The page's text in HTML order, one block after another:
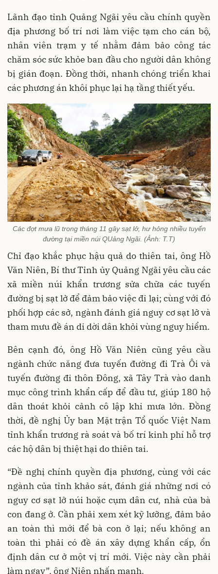
Lãnh đạo tỉnh Quảng Ngãi yêu cầu chính quyền
địa phương bố trí nơi làm việc tạm cho cán bộ,
nhân viên trạm y tế nhằm đảm bảo công tác
chăm sóc sức khỏe ban đầu cho người dân không
bị gián đoạn. Đồng thời, nhanh chóng triển khai
các phương án khôi phục lại hạ tầng thiết yếu.
Các đợt mưa lũ trong tháng 11 gây sạt lở, hư hỏng nhiều tuyến
đường tại miền núi QUảng Ngãi. (Ảnh: T.T)
Chỉ đạo khắc phục hậu quả do thiên tai, ông Hồ
Văn Niên, Bí thư Tỉnh ủy Quảng Ngãi yêu cầu các
xã miền núi khẩn trương sửa chữa các tuyến
đường bị sạt lở để đảm bảo việc đi lại; cùng với đó
phối hợp các sở, ngành đánh giá nguy cơ sạt lở và
tham mưu đề án di dời dân khỏi vùng nguy hiểm.
Bên cạnh đó, ông Hồ Văn Niên cũng yêu cầu
ngành chức năng đưa tuyến đường đi Trà Ôi và
tuyến đường đi thôn Đông, xã Tây Trà vào danh
mục công trình khẩn cấp để đầu tư, giúp 180 hộ
dân thoát khỏi cảnh cô lập khi mưa lớn. Đồng
thời, đề nghị Ủy ban Mặt trận Tổ quốc Việt Nam
tỉnh khẩn trương rà soát và bố trí kinh phí hỗ trợ
các hộ dân bị thiệt hại do thiên tai.
“Đề nghị chính quyền địa phương, cùng với các
ngành của tỉnh khảo sát, đánh giá những nơi có
nguy cơ sạt lở núi hoặc cụm dân cư, nhà của bà
con đang ở. Cần phải xem xét kỹ lưỡng, đảm bảo
an toàn thì mới để bà con ở lại; nếu không an
toàn thì phải có đề án xây dựng khẩn cấp, ổn
định dân cư ở một vị trí mới. Việc này cần phải
làm ngay”, ông Niên nhấn mạnh.